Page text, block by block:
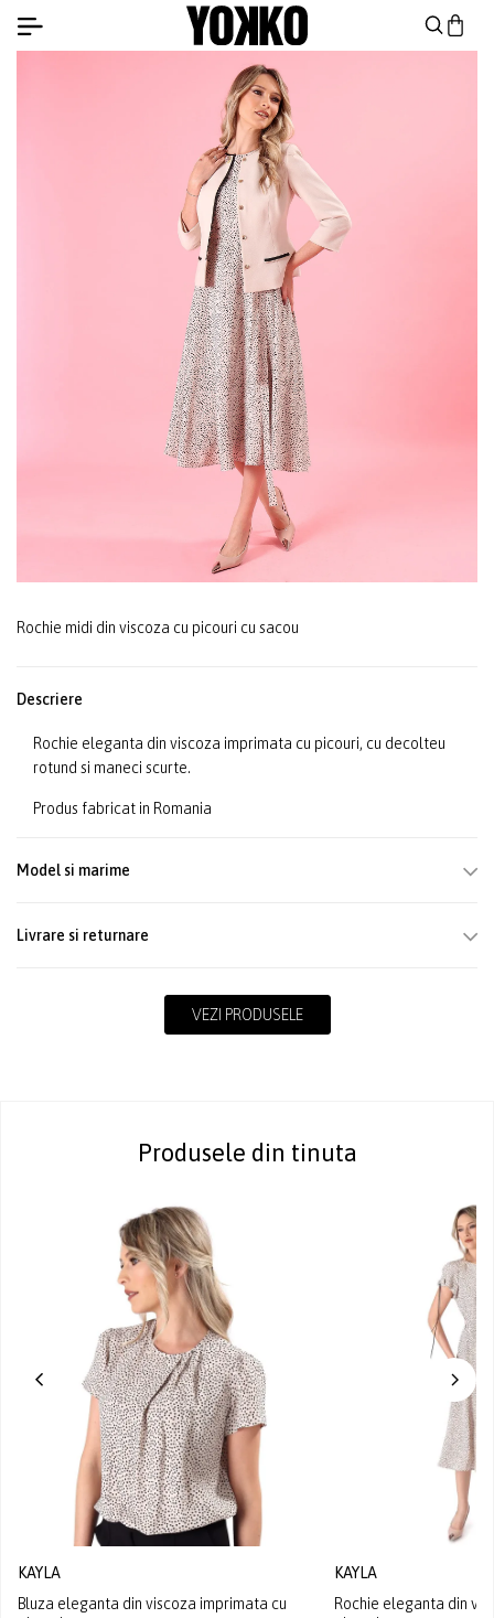
Rochie midi din viscoza cu picouri cu sacou
Descriere
Rochie eleganta din viscoza imprimata cu picouri, cu decolteu
rotund si maneci scurte.
Produs fabricat in Romania
Model si marime
Livrare si returnare
VEZI PRODUSELE
Produsele din tinuta
KAYLA
Bluza eleganta din viscoza imprimata cu
KAYLA
Rochie eleganta din